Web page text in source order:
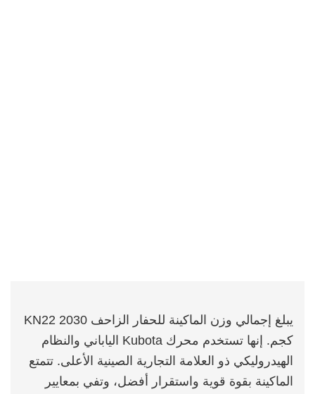
يبلغ إجمالي وزن الماكينة للحفار الزاحف KN22 2030
كجم. إنها تستخدم محرك Kubota الياباني والنظام
الهيدروليكي ذو العلامة التجارية الصينية الأعلى. تتمتع
الماكينة بقوة قوية واستقرار أفضل، وتفي بمعايير